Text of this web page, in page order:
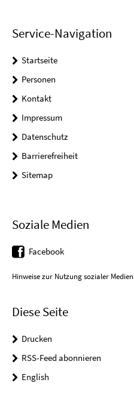
Service-Navigation
Startseite
Personen
Kontakt
Impressum
Datenschutz
Barrierefreiheit
Sitemap
Soziale Medien
Facebook
Hinweise zur Nutzung sozialer Medien
Diese Seite
Drucken
RSS-Feed abonnieren
English